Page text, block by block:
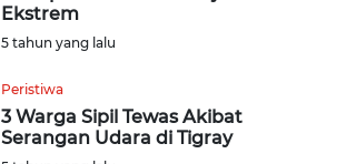
Ekstrem
5 tahun yang lalu
Peristiwa
3 Warga Sipil Tewas Akibat
Serangan Udara di Tigray